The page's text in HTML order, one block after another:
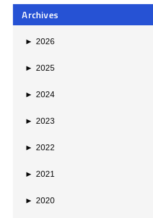
Archives
► 2026
► 2025
► 2024
► 2023
► 2022
► 2021
► 2020